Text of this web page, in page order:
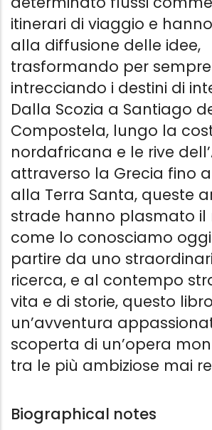
itinerari di viaggio e
alla diffusione delle idee,
trasformando per
intrecciando i destini di
Dalla Scozia a Santiago
Compostela, lungo la
nordafricana e le rive
attraverso la Grecia fino
alla Terra Santa, queste
strade hanno plasmato il
come lo conosciamo
partire da uno
ricerca, e al contempo
vita e di storie, questo
un’avventura
scoperta di un’opera
tra le più ambiziose mai
Biographical notes